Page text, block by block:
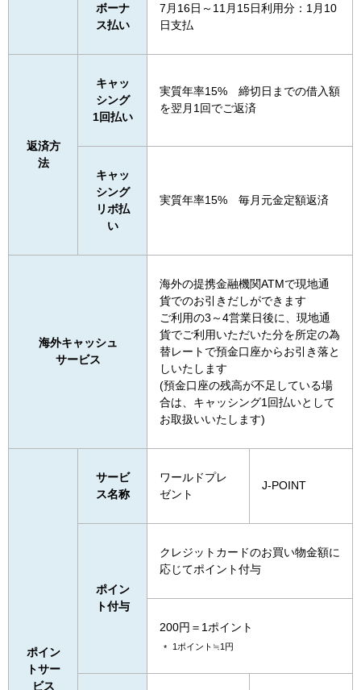
ボーナ
ス払い
7月16日～11月15日利用分：1月10
日支払
返済方
法
キャッ
シング
1回払い
実質年率15% 締切日までの借入額
を翌月1回でご返済
キャッ
シング
リボ払
い
実質年率15% 毎月元金定額返済
海外キャッシュ
サービス
海外の提携金融機関ATMで現地通
貨でのお引きだしができます
ご利用の3～4営業日後に、現地通
貨でご利用いただいた分を所定の為
替レートで預金口座からお引き落と
しいたします
(預金口座の残高が不足している場
合は、キャッシング1回払いとして
お取扱いいたします)
ポイン
トサー
ビス
サービ
ス名称
ワールドプレ
ゼント
J-POINT
ポイン
ト付与
クレジットカードのお買い物金額に
応じてポイント付与
200円＝1ポイント
1ポイント≒1円